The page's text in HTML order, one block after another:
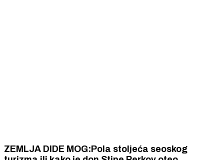
ZEMLJA DIDE MOG:Pola stoljeća seoskog